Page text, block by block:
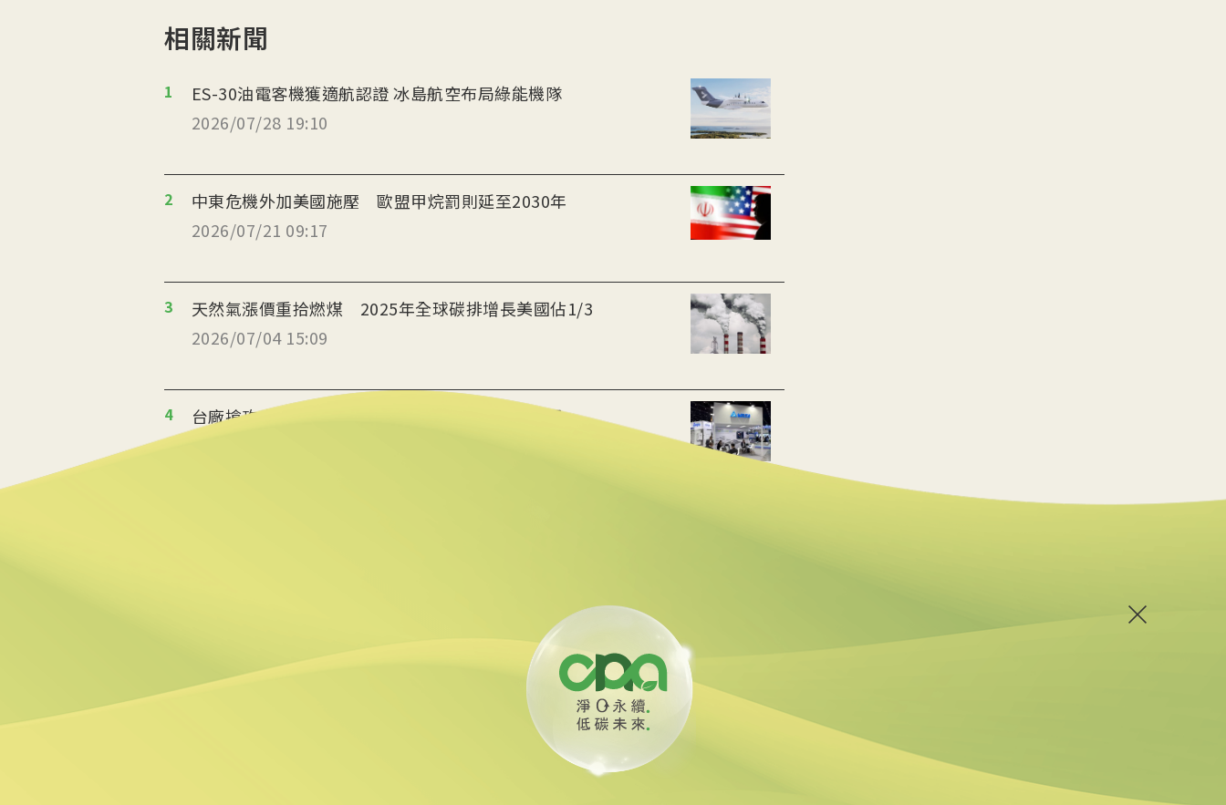
相關新聞
1
ES-30油電客機獲適航認證 冰島航空布局綠能機隊
2026/07/28 19:10
2
中東危機外加美國施壓 歐盟甲烷罰則延至2030年
2026/07/21 09:17
3
天然氣漲價重拾燃煤 2025年全球碳排增長美國佔1/3
2026/07/04 15:09
4
台廠搶攻泰國能源轉型商機 布局充電樁、微電網
炸油變航油 日本加大廢食油回收助煉永續航空燃料
2026/06/09 14:57